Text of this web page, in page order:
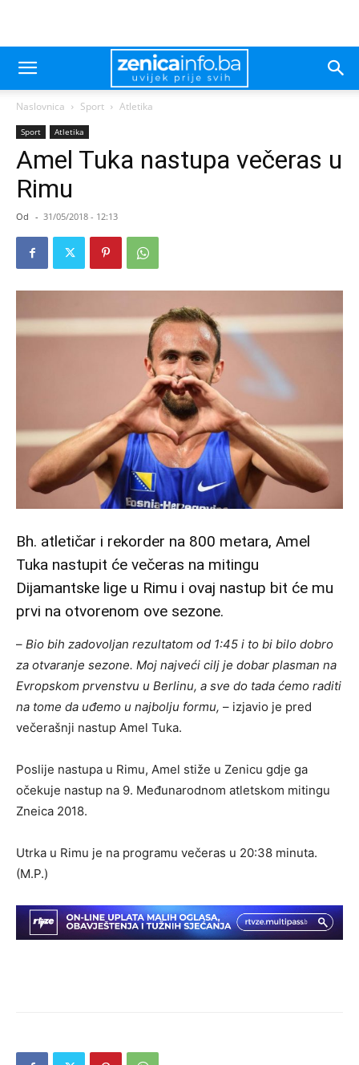
Naslovnica Sport Atletika
Sport Atletika
Amel Tuka nastupa večeras u
Rimu
Od - 31/05/2018 - 12:13
Bh. atletičar i rekorder na 800 metara, Amel
Tuka nastupit će večeras na mitingu
Dijamantske lige u Rimu i ovaj nastup bit će mu
prvi na otvorenom ove sezone.
– Bio bih zadovoljan rezultatom od 1:45 i to bi bilo dobro
za otvaranje sezone. Moj najveći cilj je dobar plasman na
Evropskom prvenstvu u Berlinu, a sve do tada ćemo raditi
na tome da uđemo u najbolju formu, – izjavio je pred
večerašnji nastup Amel Tuka.
Poslije nastupa u Rimu, Amel stiže u Zenicu gdje ga
očekuje nastup na 9. Međunarodnom atletskom mitingu
Zneica 2018.
Utrka u Rimu je na programu večeras u 20:38 minuta.
(M.P.)